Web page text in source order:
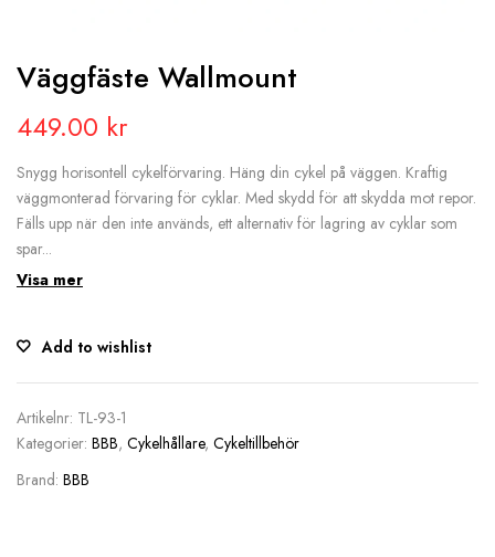
Väggfäste Wallmount
449.00 kr
Snygg horisontell cykelförvaring. Häng din cykel på väggen. Kraftig
väggmonterad förvaring för cyklar. Med skydd för att skydda mot repor.
Fälls upp när den inte används, ett alternativ för lagring av cyklar som
spar...
Visa mer
Add to wishlist
Artikelnr: TL-93-1
Kategorier: BBB, Cykelhållare, Cykeltillbehör
Brand: BBB